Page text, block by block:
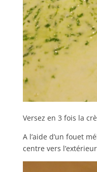
Versez en 3 fois la
A l’aide d’un fouet
centre vers